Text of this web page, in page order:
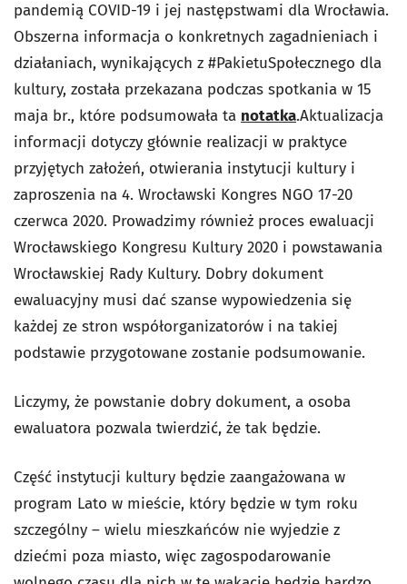
pandemią COVID-19 i jej następstwami dla Wrocławia.
Obszerna informacja o konkretnych zagadnieniach i
działaniach, wynikających z #PakietuSpołecznego dla
kultury, została przekazana podczas spotkania w 15
maja br., które podsumowała ta notatka.Aktualizacja
informacji dotyczy głównie realizacji w praktyce
przyjętych założeń, otwierania instytucji kultury i
zaproszenia na 4. Wrocławski Kongres NGO 17-20
czerwca 2020. Prowadzimy również proces ewaluacji
Wrocławskiego Kongresu Kultury 2020 i powstawania
Wrocławskiej Rady Kultury. Dobry dokument
ewaluacyjny musi dać szanse wypowiedzenia się
każdej ze stron współorganizatorów i na takiej
podstawie przygotowane zostanie podsumowanie.
Liczymy, że powstanie dobry dokument, a osoba
ewaluatora pozwala twierdzić, że tak będzie.
Część instytucji kultury będzie zaangażowana w
program Lato w mieście, który będzie w tym roku
szczególny – wielu mieszkańców nie wyjedzie z
dziećmi poza miasto, więc zagospodarowanie